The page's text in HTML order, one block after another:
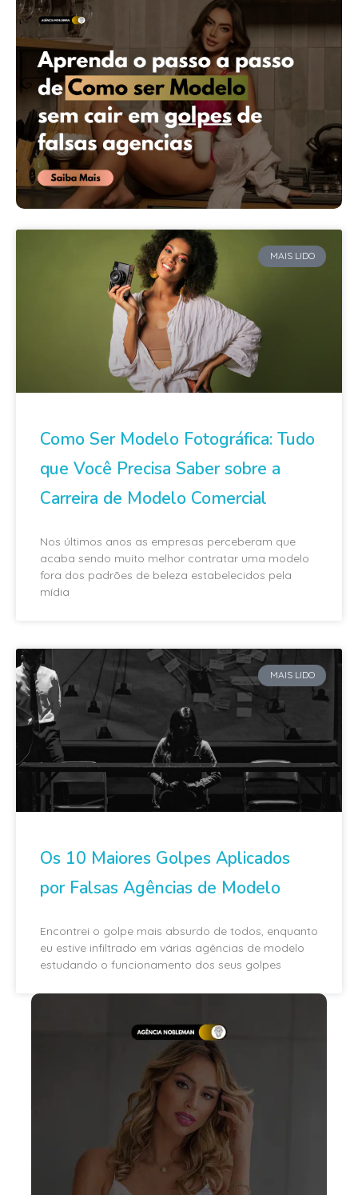
MAIS LIDO
Como Ser Modelo Fotográfica: Tudo
que Você Precisa Saber sobre a
Carreira de Modelo Comercial
Nos últimos anos as empresas perceberam que
acaba sendo muito melhor contratar uma modelo
fora dos padrões de beleza estabelecidos pela
mídia
MAIS LIDO
Os 10 Maiores Golpes Aplicados
por Falsas Agências de Modelo
Encontrei o golpe mais absurdo de todos, enquanto
eu estive infiltrado em várias agências de modelo
estudando o funcionamento dos seus golpes